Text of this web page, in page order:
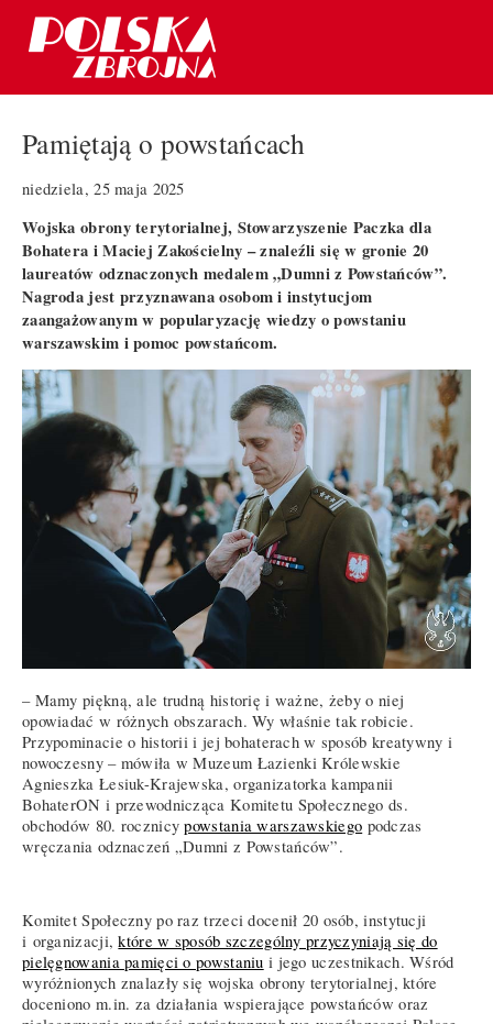
Pamiętają o powstańcach
niedziela, 25 maja 2025
Wojska obrony terytorialnej, Stowarzyszenie Paczka dla
Bohatera i Maciej Zakościelny – znaleźli się w gronie 20
laureatów odznaczonych medalem „Dumni z Powstańców”.
Nagroda jest przyznawana osobom i instytucjom
zaangażowanym w popularyzację wiedzy o powstaniu
warszawskim i pomoc powstańcom.
– Mamy piękną, ale trudną historię i ważne, żeby o niej
opowiadać w różnych obszarach. Wy właśnie tak robicie.
Przypominacie o historii i jej bohaterach w sposób kreatywny i
nowoczesny – mówiła w Muzeum Łazienki Królewskie
Agnieszka Łesiuk-Krajewska, organizatorka kampanii
BohaterON i przewodnicząca Komitetu Społecznego ds.
obchodów 80. rocznicypowstania warszawskiego podczas
wręczania odznaczeń „Dumni z Powstańców”.
Komitet Społeczny po raz trzeci docenił 20 osób, instytucji
i organizacji,które w sposób szczególny przyczyniają się do
pielęgnowania pamięci o powstaniu i jego uczestnikach. Wśród
wyróżnionych znalazły się wojska obrony terytorialnej, które
doceniono m.in. za działania wspierające powstańców oraz